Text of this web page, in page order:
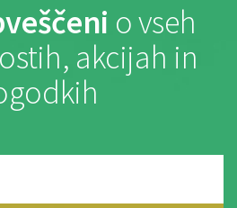
o vseh
akcijah in